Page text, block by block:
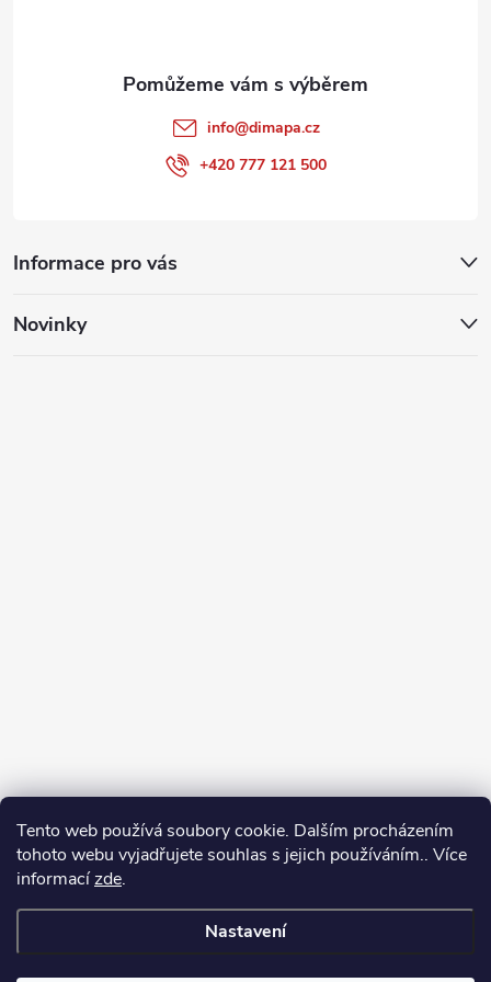
Tento web používá soubory cookie. Dalším procházením
tohoto webu vyjadřujete souhlas s jejich používáním.. Více
informacízde.
Nastavení
Informace pro vás
Novinky
info@dimapa.cz
+420 777 121 500